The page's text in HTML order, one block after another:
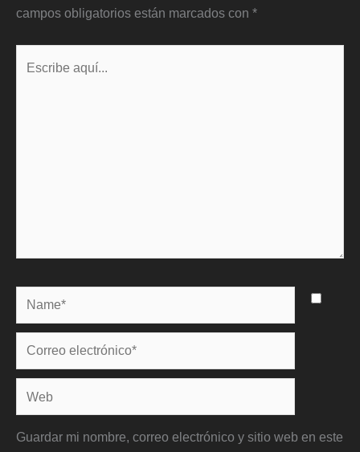
campos obligatorios están marcados con *
Name*
Correo
electrónico*
Web
Guardar mi nombre, correo electrónico y sitio web en este